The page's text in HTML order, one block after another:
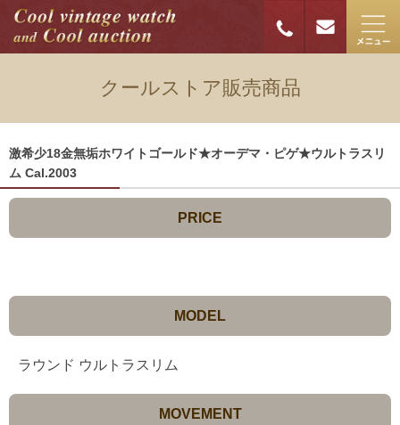
クールストア販売商品
激希少18金無垢ホワイトゴールド★オーデマ・ピゲ★ウルトラスリ
ム Cal.2003
PRICE
MODEL
ラウンド ウルトラスリム
MOVEMENT